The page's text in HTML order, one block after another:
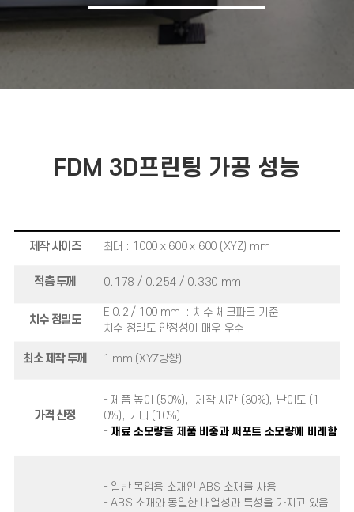
FDM 3D프린팅 가공 성능
제작 사이즈
적층 두께
치수 정밀도
최소 제작 두께
가격 산정
최대 : 1000 x 600 x 600 (XYZ) mm
0.178 / 0.254 / 0.330 mm
E 0.2 / 100 mm : 치수 체크파크 기준
치수 정밀도 안정성이 매우 우수
1 mm (XYZ방향)
- 제품 높이 (50%), 제작 시간 (30%), 난이도 (1
0%), 기타 (10%)
- 재료 소모량을 제품 비중과 써포트 소모량에 비례함
- 일반 목업용 소재인 ABS 소재를 사용
- ABS 소재와 동일한 내열성과 특성을 가지고 있음